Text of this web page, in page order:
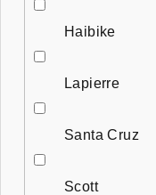
Haibike
Lapierre
Santa Cruz
Scott